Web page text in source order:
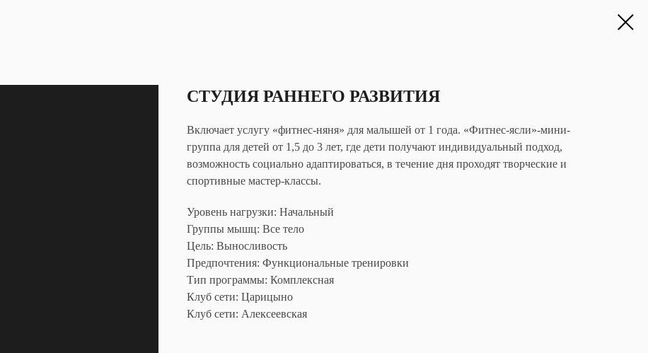
СТУДИЯ РАННЕГО РАЗВИТИЯ
Включает услугу «фитнес-няня» для малышей от 1 года. «Фитнес-ясли»-мини-
группа для детей от 1,5 до 3 лет, где дети получают индивидуальный подход,
возможность социально адаптироваться, в течение дня проходят творческие и
спортивные мастер-классы.
Уровень нагрузки: Начальный
Группы мышц: Все тело
Цель: Выносливость
Предпочтения: Функциональные тренировки
Тип программы: Комплексная
Клуб сети: Царицыно
Клуб сети: Алексеевская